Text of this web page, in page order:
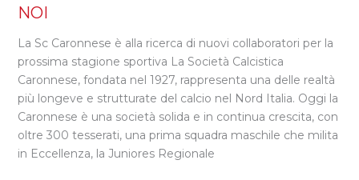
NOI
La Sc Caronnese è alla ricerca di nuovi collaboratori per la
prossima stagione sportiva La Società Calcistica
Caronnese, fondata nel 1927, rappresenta una delle realtà
più longeve e strutturate del calcio nel Nord Italia. Oggi la
Caronnese è una società solida e in continua crescita, con
oltre 300 tesserati, una prima squadra maschile che milita
in Eccellenza, la Juniores Regionale
CARONNESE:
TUTTE
LE
POSIZIONI
APERTE
PER
UNIRTI
A